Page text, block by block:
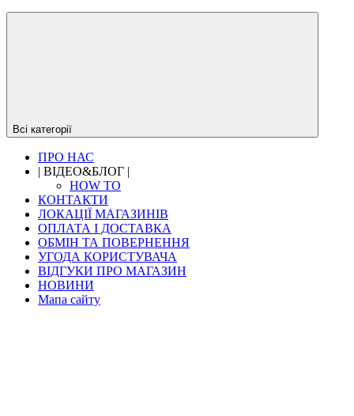
Всі категорії
ПРО НАС
| ВІДЕО&БЛОГ |
HOW TO
КОНТАКТИ
ЛОКАЦІЇ МАГАЗИНІВ
ОПЛАТА І ДОСТАВКА
ОБМІН ТА ПОВЕРНЕННЯ
УГОДА КОРИСТУВАЧА
ВІДГУКИ ПРО МАГАЗИН
НОВИНИ
Мапа сайту